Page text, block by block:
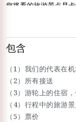
您将看的旅游景点是
谢普苏特王后神庙、
包含
（1）我们的代表在
（2）所有接送
（3）游轮上的住宿
（4）行程中的旅游
（5）票价